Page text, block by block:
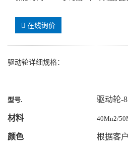
在线询价
驱动轮详细规格：
型号. 驱动轮-
材料 40Mn2/
颜色 根据客